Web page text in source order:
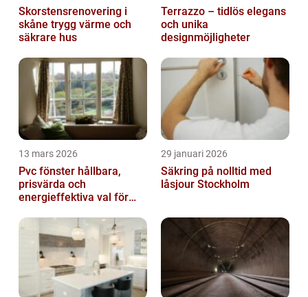
Skorstensrenovering i
skåne trygg värme och
säkrare hus
Terrazzo – tidlös elegans
och unika
designmöjligheter
13 mars 2026
Pvc fönster hållbara,
prisvärda och
energieffektiva val för
29 januari 2026
Säkring på nolltid med
låsjour Stockholm